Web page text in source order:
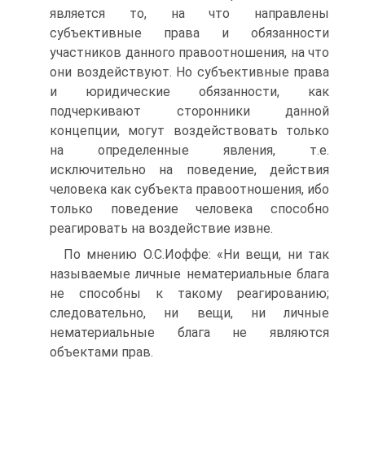
является то, на что направлены
субъективные права и обязанности
участников данного правоотношения, на что
они воздействуют. Но субъективные права
и юридические обязанности, как
подчеркивают сторонники данной
концепции, могут воздействовать только
на определенные явления, т.е.
исключительно на поведение, действия
человека как субъекта правоотношения, ибо
только поведение человека способно
реагировать на воздействие извне.
По мнению О.С.Иоффе: «Ни вещи, ни так
называемые личные нематериальные блага
не способны к такому реагированию;
следовательно, ни вещи, ни личные
нематериальные блага не являются
объектами прав.